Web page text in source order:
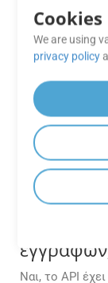
όπως το
Google
Απολύτως. Το
αποθήκευσης
αρχείων και
Μπορώ
Ναι, το API
Cookies
We are using
privacy policy